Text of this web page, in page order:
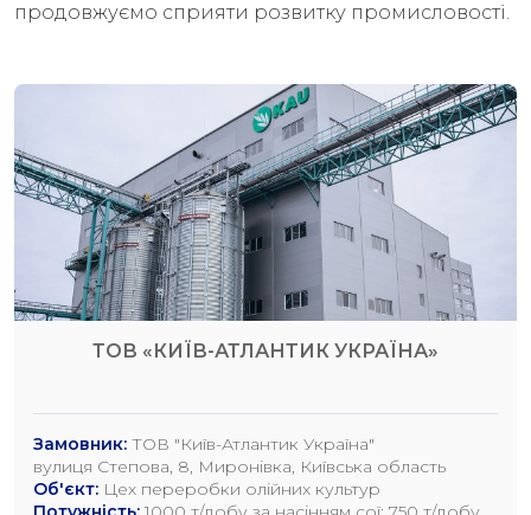
продовжуємо сприяти розвитку промисловості.
ТОВ «КИЇВ-АТЛАНТИК УКРАЇНА»
Замовник: ТОВ "Київ-Атлантик Україна"
вулиця Степова, 8, Миронівка, Київська область
Об'єкт: Цех переробки олійних культур